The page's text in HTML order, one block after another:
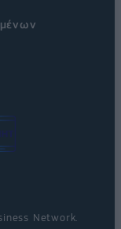
Network